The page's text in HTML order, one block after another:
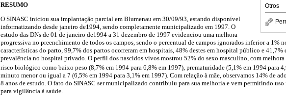
Otros
RESUMO
O SINASC iniciou sua implantação parcial em Blumenau em 30/09/93, estando disponível
informatizando desde janeiro de1994, sendo completamente municipalizado em 1997. O
estudo das DNs de 01 de janeiro de1994 a 31 dezembro de 1997 evidenciou uma melhora
progressiva no preenchimento de todos os campos, sendo o percentual de campos ignorados inferior a 1%
características do parto, 99,7% dos partos ocorreram em hospitais, 48% destes em hospital público e
prevalência no hospital privado. O perfil dos nascidos vivos mostrou 52% do sexo masculino, com
risco biológico como baixo peso (8,7% em 1994 para 6,8% em 1997), prematuridade (5,1% em 1994 para
minuto menor ou igual a 7 (6,5% em 1994 para 3,1% em 1997). Com relação à mãe, observamos 14% de
8 anos de estudo. O fato do SINASC ser municipalizado contribuiu para sua melhoria e vem permitindo
para vigilância à saúde.